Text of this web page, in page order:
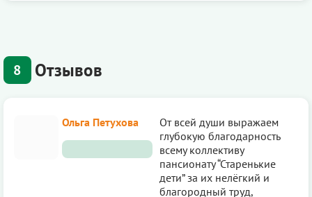
8 Отзывов
Ольга Петухова
От всей души выражаем
глубокую благодарность
всему коллективу
пансионату “Старенькие
дети” за их нелёгкий и
благородный труд,